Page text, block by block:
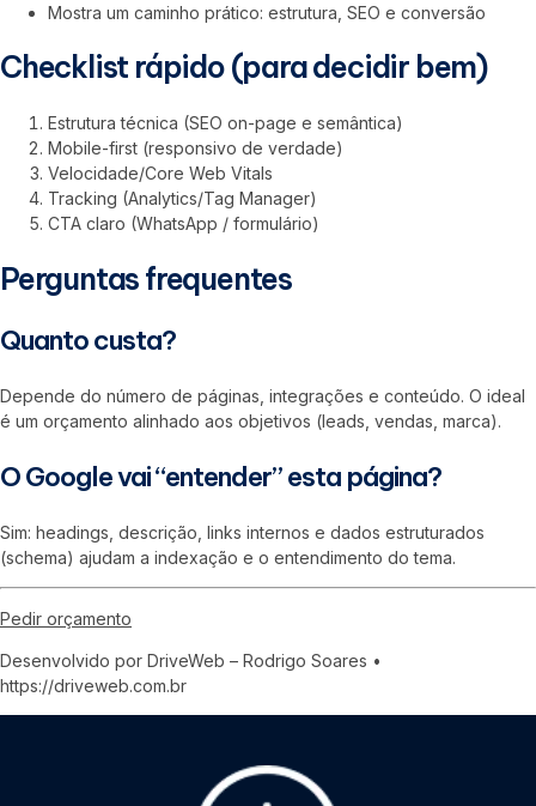
Mostra um caminho prático: estrutura, SEO e conversão
Checklist rápido (para decidir bem)
Estrutura técnica (SEO on-page e semântica)
Mobile-first (responsivo de verdade)
Velocidade/Core Web Vitals
Tracking (Analytics/Tag Manager)
CTA claro (WhatsApp / formulário)
Perguntas frequentes
Quanto custa?
Depende do número de páginas, integrações e conteúdo. O ideal
é um orçamento alinhado aos objetivos (leads, vendas, marca).
O Google vai “entender” esta página?
Sim: headings, descrição, links internos e dados estruturados
(schema) ajudam a indexação e o entendimento do tema.
Pedir orçamento
Desenvolvido por DriveWeb – Rodrigo Soares •
https://driveweb.com.br